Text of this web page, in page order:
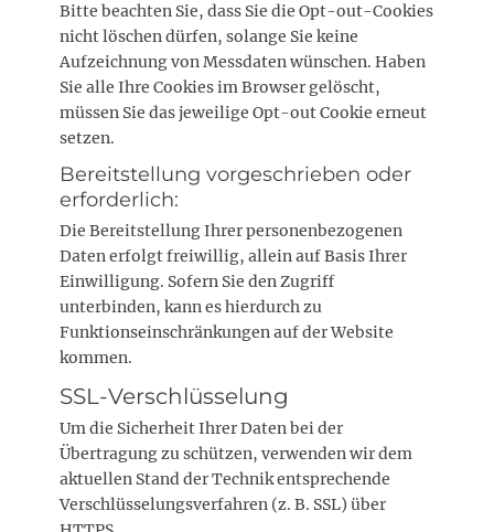
Bitte beachten Sie, dass Sie die Opt-out-Cookies
nicht löschen dürfen, solange Sie keine
Aufzeichnung von Messdaten wünschen. Haben
Sie alle Ihre Cookies im Browser gelöscht,
müssen Sie das jeweilige Opt-out Cookie erneut
setzen.
Bereitstellung vorgeschrieben oder
erforderlich:
Die Bereitstellung Ihrer personenbezogenen
Daten erfolgt freiwillig, allein auf Basis Ihrer
Einwilligung. Sofern Sie den Zugriff
unterbinden, kann es hierdurch zu
Funktionseinschränkungen auf der Website
kommen.
SSL-Verschlüsselung
Um die Sicherheit Ihrer Daten bei der
Übertragung zu schützen, verwenden wir dem
aktuellen Stand der Technik entsprechende
Verschlüsselungsverfahren (z. B. SSL) über